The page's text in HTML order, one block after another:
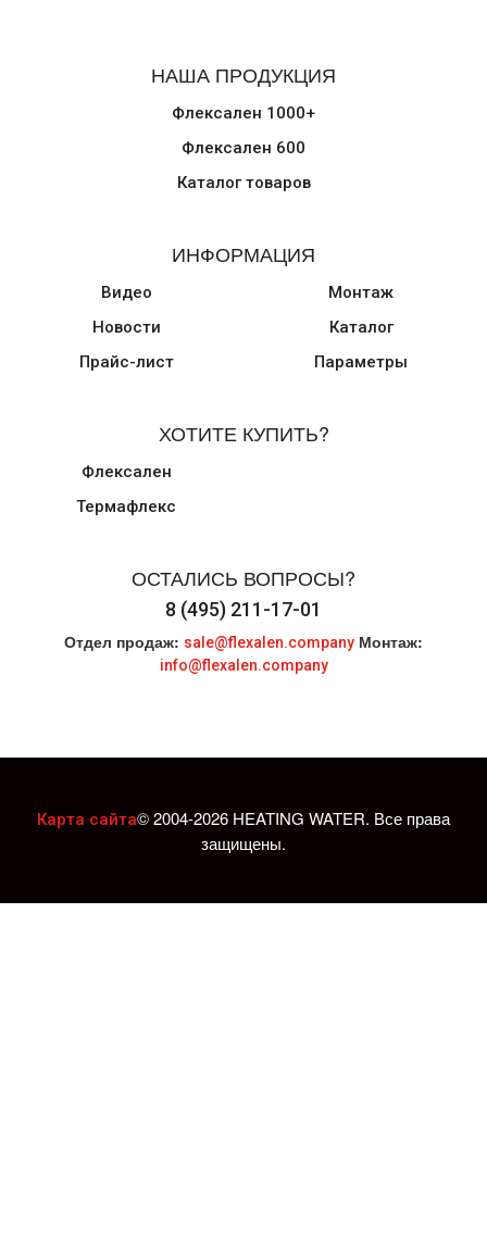
НАША ПРОДУКЦИЯ
Флексален 1000+
Флексален 600
Каталог товаров
ИНФОРМАЦИЯ
Видео
Новости
Прайс-лист
Монтаж
Каталог
Параметры
ХОТИТЕ КУПИТЬ?
Флексален
Термафлекс
ОСТАЛИСЬ ВОПРОСЫ?
8 (495) 211-17-01
Отдел продаж: sale@flexalen.company Монтаж:
info@flexalen.company
Карта сайта© 2004-2026 HEATING WATER. Все права
защищены.